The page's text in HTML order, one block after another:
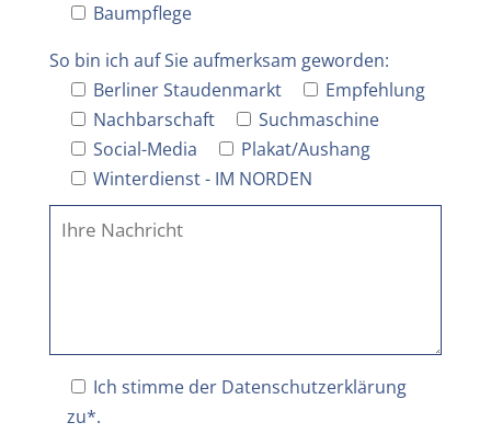
Baumpflege
So bin ich auf Sie aufmerksam geworden:
Berliner Staudenmarkt
Empfehlung
Nachbarschaft
Suchmaschine
Social-Media
Plakat/Aushang
Winterdienst - IM NORDEN
Ich stimme der Datenschutzerklärung
zu*.